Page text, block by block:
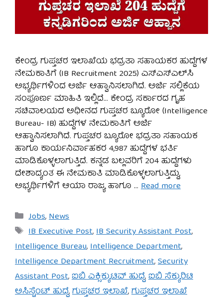
ಕೇಂದ್ರ ಗುಪ್ತಚರ ಇಲಾಖೆಯ ಭದ್ರತಾ ಸಹಾಯಕರ ಹುದ್ದೆಗಳ
ನೇಮಕಾತಿಗೆ (IB Recruitment 2025) ಎಸ್‌ಎಸ್‌ಎಲ್‌ಸಿ
ಅಭ್ಯರ್ಥಿಗಳಿಂದ ಅರ್ಜಿ ಆಹ್ವಾನಿಸಲಾಗಿದೆ. ಅರ್ಜಿ ಸಲ್ಲಿಕೆಯ
ಸಂಪೂರ್ಣ ಮಾಹಿತಿ ಇಲ್ಲಿದೆ… ಕೇಂದ್ರ ಸರ್ಕಾರದ ಗೃಹ
ಸಚಿವಾಲಯದ ಅಧೀನದ ಗುಪ್ತಚರ ಬ್ಯೂರೋ (Intelligence
Bureau- IB) ಹುದ್ದೆಗಳ ನೇಮಕಾತಿಗೆ ಅರ್ಜಿ
ಆಹ್ವಾನಿಸಲಾಗಿದೆ. ಗುಪ್ತಚರ ಬ್ಯೂರೋ ಭದ್ರತಾ ಸಹಾಯಕ
ಹಾಗೂ ಕಾರ್ಯನಿರ್ವಾಹಕರ 4,987 ಹುದ್ದೆಗಳ ಭರ್ತಿ
ಮಾಡಿಕೊಳ್ಳಲಾಗುತ್ತಿದೆ. ಕನ್ನಡ ಬಲ್ಲವರಿಗೆ 204 ಹುದ್ದೆಗಳು
ದೇಶಾದ್ಯಂತ ಈ ನೇಮಕಾತಿ ಮಾಡಿಕೊಳ್ಳಲಾಗುತ್ತಿದ್ದು,
ಅಭ್ಯರ್ಥಿಗಳಿಗೆ ಆಯಾ ರಾಜ್ಯ ಹಾಗೂ … Read more
Categories
Jobs,News
Tags
IB Executive Post,IB Security Assistant Post,
Intelligence Bureau,Intelligence Department,
Intelligence Department Recruitment,Security
Assistant Post,ಐಬಿ ಎಕ್ಸಿಕ್ಯುಟಿವ್ ಹುದ್ದೆ,ಐಬಿ ಸೆಕ್ಯುರಿಟಿ
ಅಸಿಸ್ಟೆಂಟ್ ಹುದ್ದೆ,ಗುಪ್ತಚರ ಇಲಾಖೆ,ಗುಪ್ತಚರ ಇಲಾಖೆ